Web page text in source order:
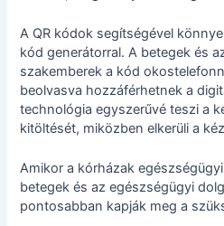
A QR kódok segítségével
kód generátorral. A betegek és
szakemberek a kód
beolvasva hozzáférhetnek a
technológia egyszerűvé teszi a
kitöltését, miközben elkerüli a
Amikor a kórházak
betegek és az egészségügyi
pontosabban kapják meg a